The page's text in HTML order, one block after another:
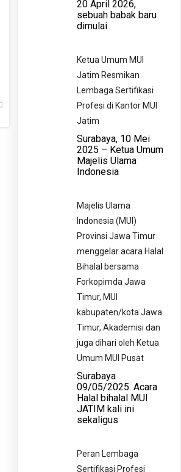
20 April 2026,
sebuah babak baru
dimulai
Ketua Umum MUI
Jatim Resmikan
Lembaga Sertifikasi
Profesi di Kantor MUI
Jatim
Surabaya, 10 Mei
2025 – Ketua Umum
Majelis Ulama
Indonesia
Majelis Ulama
Indonesia (MUI)
Provinsi Jawa Timur
menggelar acara Halal
Bihalal bersama
Forkopimda Jawa
Timur, MUI
kabupaten/kota Jawa
Timur, Akademisi dan
juga dihari oleh Ketua
Umum MUI Pusat
Surabaya
09/05/2025. Acara
Halal bihalal MUI
JATIM kali ini
sekaligus
Peran Lembaga
Sertifikasi Profesi